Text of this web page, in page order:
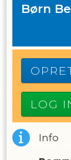
Børn
LOG
Info